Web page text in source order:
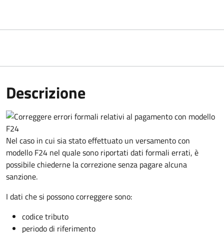
Descrizione
Nel caso in cui sia stato effettuato un versamento con
modello F24 nel quale sono riportati dati formali errati, è
possibile chiederne la correzione senza pagare alcuna
sanzione.
I dati che si possono correggere sono:
codice tributo
periodo di riferimento